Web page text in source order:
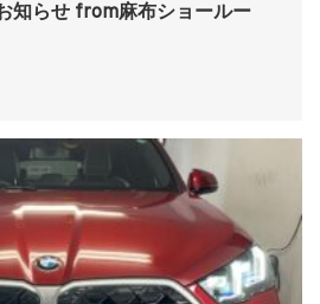
知らせ from麻布ショールー